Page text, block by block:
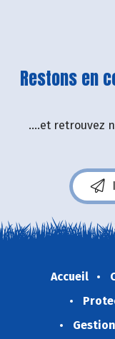
Restons en
....et retrouvez
Accueil